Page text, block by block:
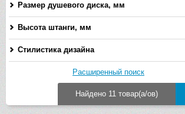
Размер душевого диска, мм
Высота штанги, мм
Стилистика дизайна
Расширенный поиск
Найдено 11 товар(а/ов)